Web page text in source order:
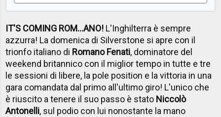
IT'S COMING ROM...ANO! L'Inghilterra è sempre
azzurra! La domenica di Silverstone si apre con il
trionfo italiano di Romano Fenati, dominatore del
weekend britannico con il miglior tempo in tutte e tre
le sessioni di libere, la pole position e la vittoria in una
gara comandata dal primo all'ultimo giro! L'unico che
è riuscito a tenere il suo passo è stato Niccolò
Antonelli, sul podio con lui nonostante la mano